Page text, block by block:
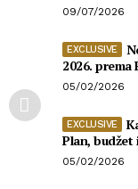
09/07/2026
2026. prema
05/02/2026
Plan,
05/02/2026